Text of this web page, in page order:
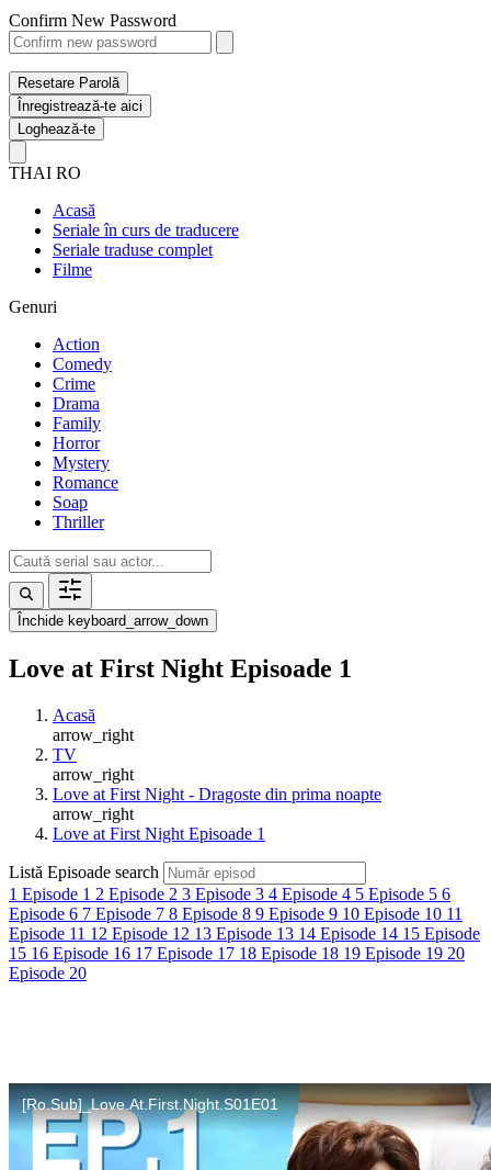
Confirm New Password
Resetare Parolă
Înregistrează-te aici
Loghează-te
THAI RO
Acasă
Seriale în curs de traducere
Seriale traduse complet
Filme
Genuri
Action
Comedy
Crime
Drama
Family
Horror
Mystery
Romance
Soap
Thriller
Închide keyboard_arrow_down
Love at First Night Episoade 1
Acasă
arrow_right
TV
arrow_right
Love at First Night - Dragoste din prima noapte
arrow_right
Love at First Night Episoade 1
Listă Episoade search
1 Episode 1 2 Episode 2 3 Episode 3 4 Episode 4 5 Episode 5 6
Episode 6 7 Episode 7 8 Episode 8 9 Episode 9 10 Episode 10 11
Episode 11 12 Episode 12 13 Episode 13 14 Episode 14 15 Episode
15 16 Episode 16 17 Episode 17 18 Episode 18 19 Episode 19 20
Episode 20